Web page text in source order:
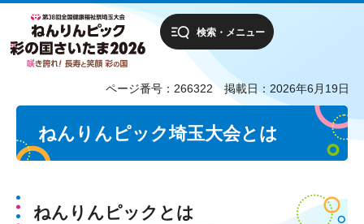
検索・メニュー
ページ番号：266322 掲載日：2026年6月19日
ねんりんピック埼玉大会とは
ねんりんピックとは